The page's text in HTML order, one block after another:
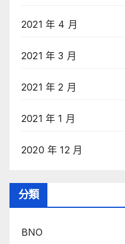
2021 年 4 月
2021 年 3 月
2021 年 2 月
2021 年 1 月
2020 年 12 月
分類
BNO